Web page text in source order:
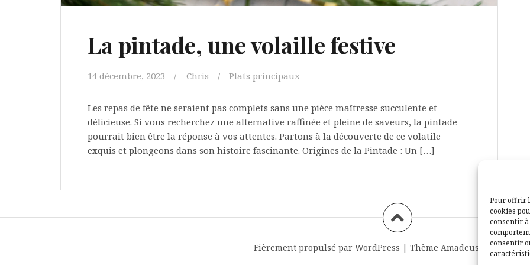
Pour offrir
cookies
consentir à
consentir
La pintade, une volaille festive
14 décembre, 2023 Chris Plats principaux
Les repas de fête ne seraient pas complets sans une pièce maîtresse succulente et
délicieuse. Si vous recherchez une alternative raffinée et pleine de saveurs, la pintade
pourrait bien être la réponse à vos attentes. Partons à la découverte de ce volatile
exquis et plongeons dans son histoire fascinante. Origines de la Pintade : Un […]
Fièrement propulsé par WordPress | Thème Amadeus par